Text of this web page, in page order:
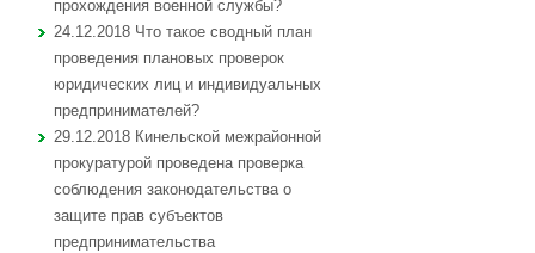
прохождения военной службы?
24.12.2018 Что такое сводный план
проведения плановых проверок
юридических лиц и индивидуальных
предпринимателей?
29.12.2018 Кинельской межрайонной
прокуратурой проведена проверка
соблюдения законодательства о
защите прав субъектов
предпринимательства